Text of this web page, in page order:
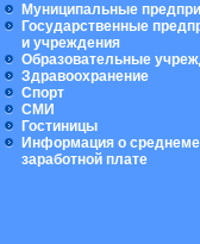
Муниципальные
Государственные
и учреждения
Образовательные
Здравоохранение
Спорт
СМИ
Гостиницы
Информация о
заработной плате